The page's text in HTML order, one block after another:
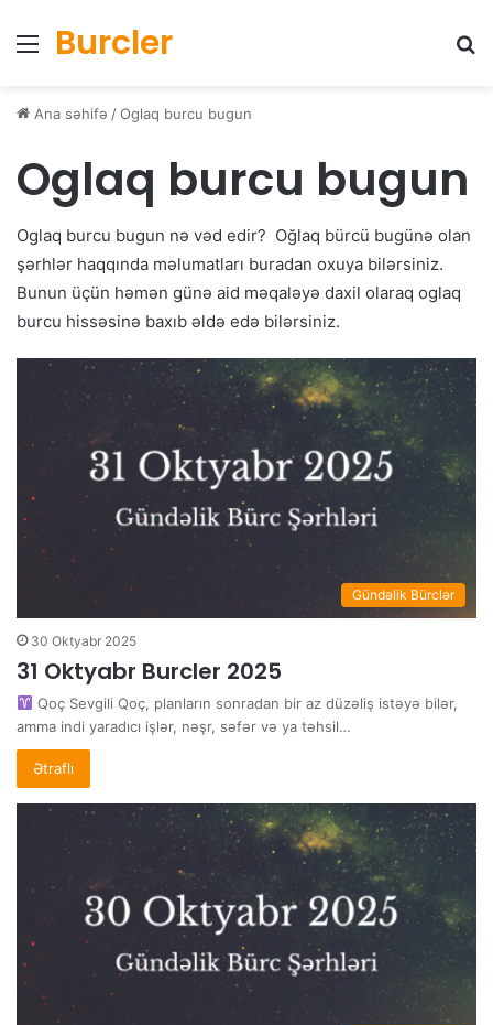
Menyu
Burcler
Ana səhifə /Oglaq burcu bugun
Oglaq burcu bugun
Oglaq burcu bugun nə vəd edir? Oğlaq bürcü bugünə olan
şərhlər haqqında məlumatları buradan oxuya bilərsiniz.
Bunun üçün həmən günə aid məqaləyə daxil olaraq oglaq
burcu hissəsinə baxıb əldə edə bilərsiniz.
Gündəlik Bürclər
30 Oktyabr 2025
31 Oktyabr Burcler 2025
Qoç Sevgili Qoç, planların sonradan bir az düzəliş istəyə bilər,
amma indi yaradıcı işlər, nəşr, səfər və ya təhsil…
Ətraflı